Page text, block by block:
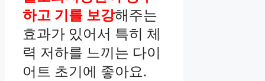
하고 기를 보강해주는
효과가 있어서 특히 체
력 저하를 느끼는 다이
어트 초기에 좋아요.